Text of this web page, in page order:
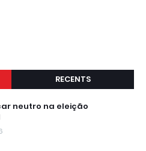
RECENTS
neutro na eleição